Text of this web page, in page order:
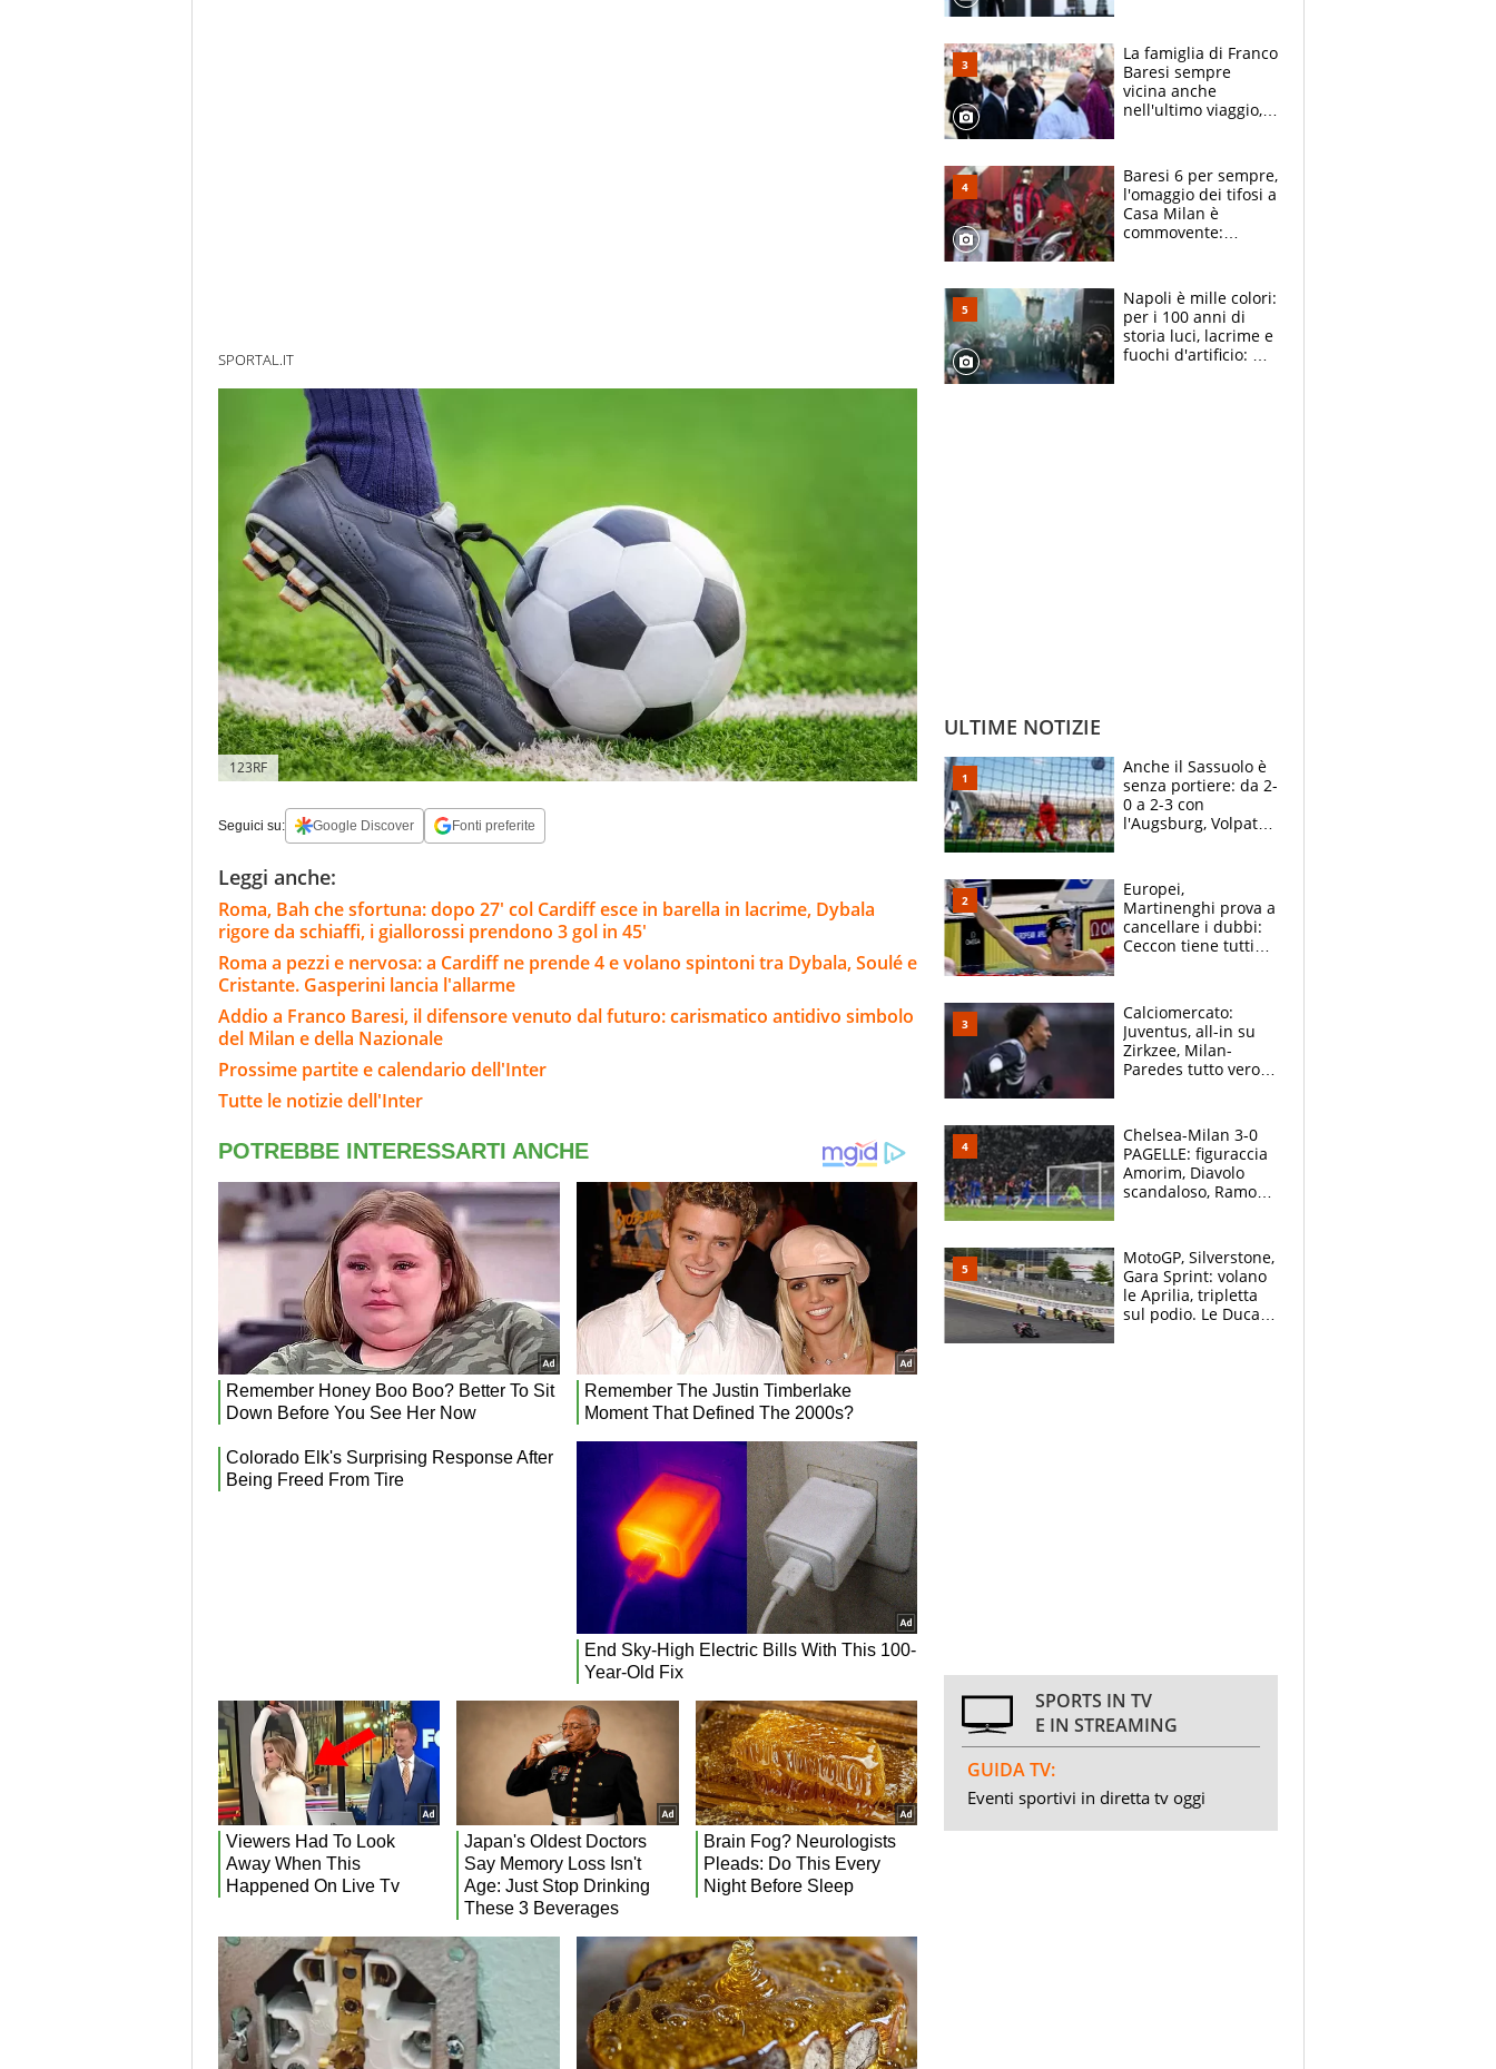
SPORTAL.IT
123RF
Seguici su: Google Discover Fonti preferite
Leggi anche:
Roma, Bah che sfortuna: dopo 27' col Cardiff esce in barella in lacrime, Dybala
rigore da schiaffi, i giallorossi prendono 3 gol in 45'
Roma a pezzi e nervosa: a Cardiff ne prende 4 e volano spintoni tra Dybala, Soulé e
Cristante. Gasperini lancia l'allarme
Addio a Franco Baresi, il difensore venuto dal futuro: carismatico antidivo simbolo
del Milan e della Nazionale
Prossime partite e calendario dell'Inter
Tutte le notizie dell'Inter
La famiglia di Franco
Baresi sempre
vicina anche
nell'ultimo viaggio,
circondati
dall'affetto dei tifosi
Baresi 6 per sempre,
l'omaggio dei tifosi a
Casa Milan è
commovente:
bigliettini
Napoli è mille colori:
per i 100 anni di
storia luci, lacrime e
fuochi d'artificio: De
ULTIME NOTIZIE
Anche il Sassuolo è
senza portiere: da 2-
0 a 2-3 con
l'Augsburg, Volpato
Europei,
Martinenghi prova a
cancellare i dubbi:
Ceccon tiene tutti
Curtis
Calciomercato:
Juventus, all-in su
Zirkzee, Milan-
Paredes tutto vero,
Chelsea-Milan 3-0
PAGELLE: figuraccia
Amorim, Diavolo
scandaloso, Ramos
MotoGP, Silverstone,
Gara Sprint: volano
le Aprilia, tripletta
sul podio. Le Ducati
SPORTS IN TV
E IN STREAMING
GUIDA TV:
Eventi sportivi in diretta tv oggi